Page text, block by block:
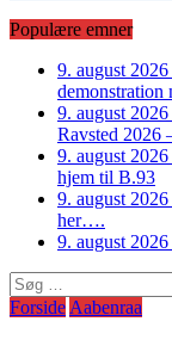
Populære emner
9. august 2026
9. august 2026
Ravsted 2026
9. august 2026
hjem til B.93
9. august 2026
her….
9. august 2026
Søg
efter:
Forside Aabenraa